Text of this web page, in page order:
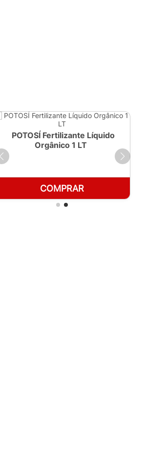
POTOSÍ Fertilizante Líquido
Orgânico 1 LT
COMPRAR